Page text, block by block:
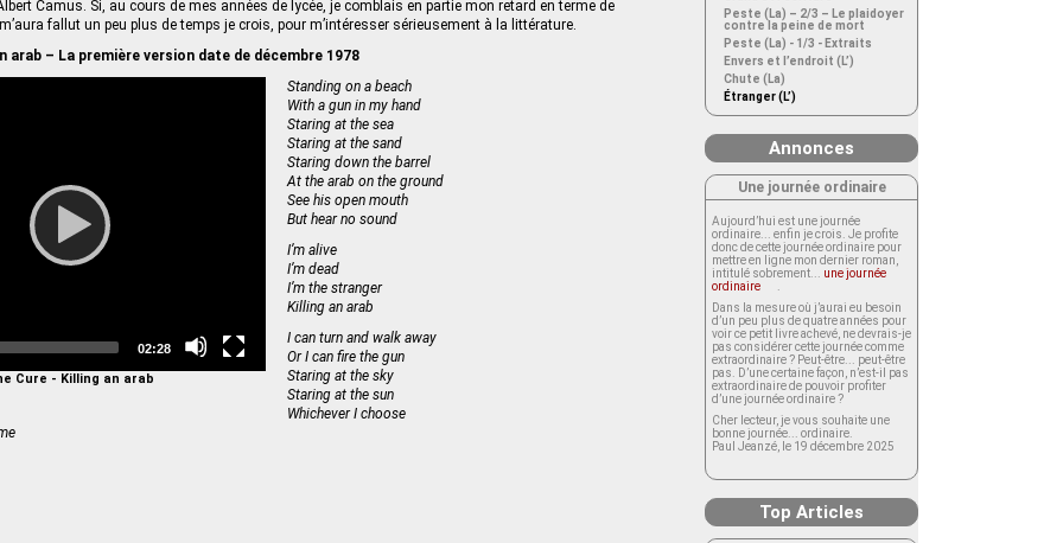
Camus. Si, au cours de mes années de lycée, je comblais en partie mon retard en terme de
fallut un peu plus de temps je crois, pour m’intéresser sérieusement à la littérature.
arab – La première version date de décembre 1978
Total
02:28
Cure - Killing an arab
Standing on a beach
With a gun in my hand
Staring at the sea
Staring at the sand
Staring down the barrel
At the arab on the ground
See his open mouth
But hear no sound
I’m alive
I’m dead
I’m the stranger
Killing an arab
I can turn and walk away
Or I can fire the gun
Staring at the sky
Staring at the sun
Whichever I choose
Peste (La) – 2/3 – Le plaidoyer
contre la peine de mort
Peste (La) - 1/3 - Extraits
Envers et l’endroit (L’)
Chute (La)
Étranger (L’)
Annonces
Une journée ordinaire
Aujourd’hui est une journée
ordinaire... enfin je crois. Je profite
donc de cette journée ordinaire pour
mettre en ligne mon dernier roman,
intitulé sobrement... une journée
ordinaire
Dans la mesure où j’aurai eu besoin
d’un peu plus de quatre années pour
voir ce petit livre achevé, ne devrais-je
pas considérer cette journée comme
extraordinaire ? Peut-être... peut-être
pas. D’une certaine façon, n’est-il pas
extraordinaire de pouvoir profiter
d’une journée ordinaire ?
Cher lecteur, je vous souhaite une
bonne journée... ordinaire.
Paul Jeanzé, le 19 décembre 2025
Top Articles